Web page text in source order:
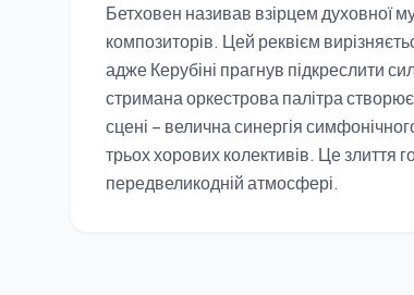
Бетховен називав взірцем духовної
композиторів. Цей реквієм
адже Керубіні прагнув підкреслити
стримана оркестрова палітра
сцені – велична синергія
трьох хорових колективів. Це злиття
передвеликодній атмосфері.